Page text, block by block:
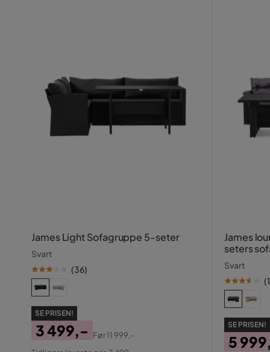
James Light Sofagruppe 5-seter
Svart
(36)
SE PRISEN!
Pris
3 499,-
Original
Før11 999,-
James
seters
Svart
(
SE PRISEN!
5